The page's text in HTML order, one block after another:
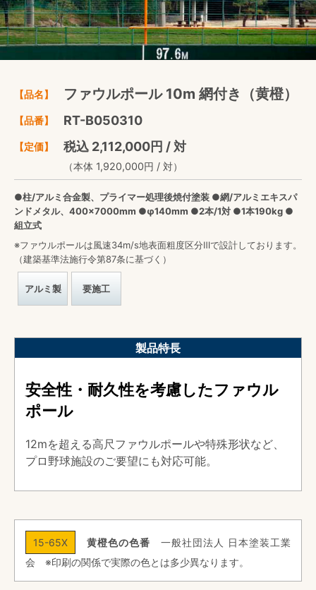
【品名】 ファウルポール 10m 網付き（黄橙）
【品番】 RT-B050310
【定価】 税込 2,112,000円 / 対
（本体 1,920,000円 / 対）
●柱/アルミ合金製、プライマー処理後焼付塗装 ●網/アルミエキスパ
ンドメタル、400×7000mm ●φ140mm ●2本/1対 ●1本190kg ●
組立式
※ファウルポールは風速34m/s地表面粗度区分Ⅲで設計しております。
（建築基準法施行令第87条に基づく）
アルミ製 要施工
製品特長
安全性・耐久性を考慮したファウル
ポール
12mを超える高尺ファウルポールや特殊形状など、
プロ野球施設のご要望にも対応可能。
15-65X 黄橙色の色番 一般社団法人 日本塗装工業
会 ※印刷の関係で実際の色とは多少異なります。